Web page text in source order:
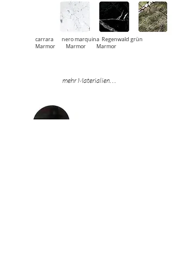
carrara nero marquina Regenwald grün
Marmor
Marmor Marmor
mehr Materialien. . .